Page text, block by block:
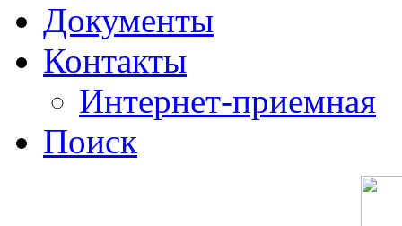
Документы
Контакты
Интернет-приемная
Поиск